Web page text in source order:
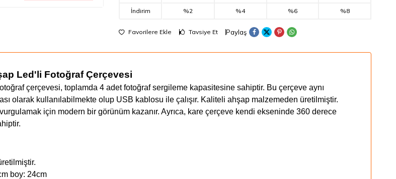
İndirim %2 %4 %6 %8
Favorilere Ekle Tavsiye Et Paylaş
Led'li Fotoğraf Çerçevesi
çerçevesi, toplamda 4 adet fotoğraf sergileme kapasitesine sahiptir. Bu çerçeve aynı
olarak kullanılabilmekte olup USB kablosu ile çalışır. Kaliteli ahşap malzemeden üretilmiştir.
vurgulamak için modern bir görünüm kazanır. Ayrıca, kare çerçeve kendi ekseninde 360 derece
boy: 24cm